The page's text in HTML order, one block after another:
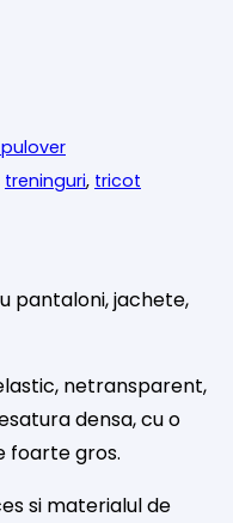
treninguri, tricot
pantaloni, jachete,
netransparent,
densa, cu o
foarte gros.
si materialul de